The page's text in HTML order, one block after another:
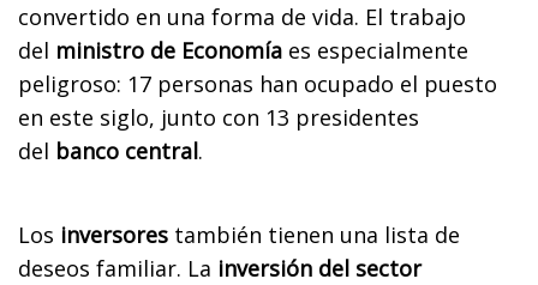
convertido en una forma de vida. El trabajo
del ministro de Economía es especialmente
peligroso: 17 personas han ocupado el puesto
en este siglo, junto con 13 presidentes
del banco central.
Los inversores también tienen una lista de
deseos familiar. La inversión del sector